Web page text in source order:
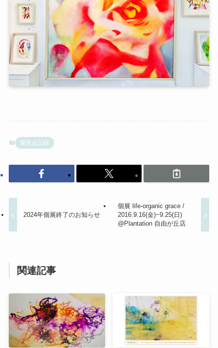
展覧会記録
2024年個展終了のお知らせ
個展 life-organic grace /
2016.9.16(金)~9.25(日)
@Plantation 自由が丘店
関連記事